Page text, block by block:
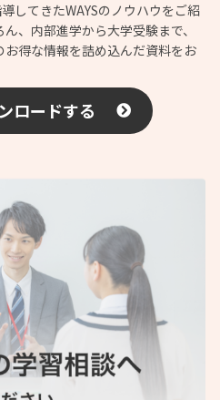
してきたWAYSのノウハウをご紹
、内部進学から大学受験まで、
得な情報を詰め込んだ資料をお
ロードする